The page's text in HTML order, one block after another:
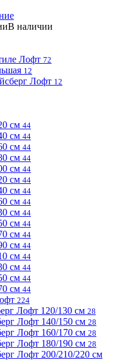
В наличии
Лофт 72
12
Лофт 12
см 44
см 44
см 44
см 44
см 44
см 44
см 44
см 44
см 44
см 44
см 44
см 44
см 44
см 44
см 44
см 44
224
Лофт 120/130 см 28
Лофт 140/150 см 28
Лофт 160/170 см 28
Лофт 180/190 см 28
Лофт 200/210/220 см